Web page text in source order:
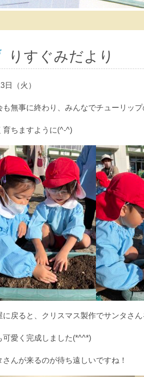
りすぐみだより
日（火）
も無事に終わり、みんなでチューリップ
育ちますように(^-^)
に戻ると、クリスマス製作でサンタさん
可愛く完成しました(*^^*)
さんが来るのが待ち遠しいですね！